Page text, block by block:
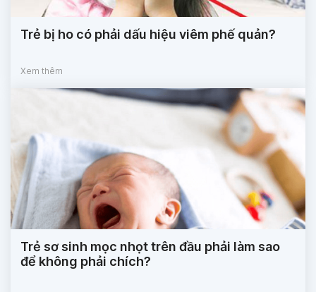
Trẻ bị ho có phải dấu hiệu viêm phế quản?
Xem thêm
Trẻ sơ sinh mọc nhọt trên đầu phải làm sao
để không phải chích?